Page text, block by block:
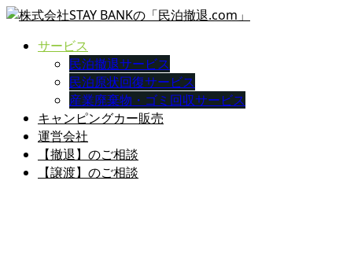
サービス
民泊撤退サービス
民泊原状回復サービス
産業廃棄物・ゴミ回収サービス
キャンピングカー販売
運営会社
【撤退】のご相談
【譲渡】のご相談